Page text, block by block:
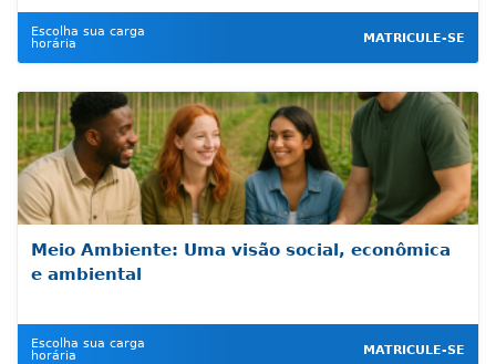
Escolha sua carga
horária
MATRICULE-SE
Meio Ambiente: Uma visão social, econômica
e ambiental
Escolha sua carga
horária
MATRICULE-SE